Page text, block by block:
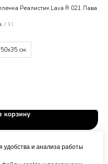
Реалистик Lava R 021 Лава
/ 1 l
50х35 см.
корзину
и анализа работы